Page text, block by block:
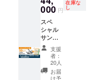
野と
「あし
らせ」
やス
タート
アップ
経営な
どにつ
いて直
接話せ
000 円
在庫な
し
スペ
シャル
サンク
ス割
【50%
OFF：
20名様
限定】
支援
者：
20人
お届
け予